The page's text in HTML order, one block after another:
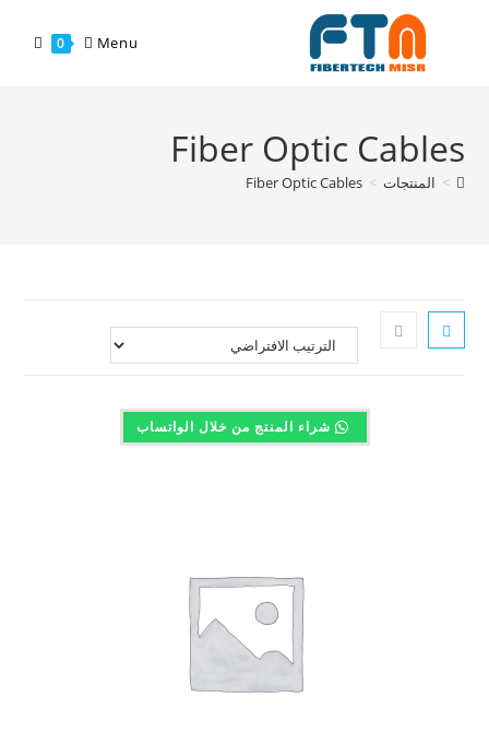
0 Menu
Fiber Optic Cables
> المنتجات >
Fiber Optic Cables
شراء المنتج من خلال الواتساب